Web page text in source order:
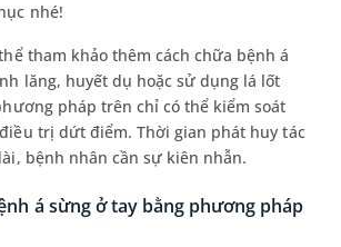
nhé!
tham khảo thêm cách chữa bệnh á
lăng, huyết dụ hoặc sử dụng lá lốt
pháp trên chỉ có thể kiểm soát
trị dứt điểm. Thời gian phát huy tác
bệnh nhân cần sự kiên nhẫn.
á sừng ở tay bằng phương pháp